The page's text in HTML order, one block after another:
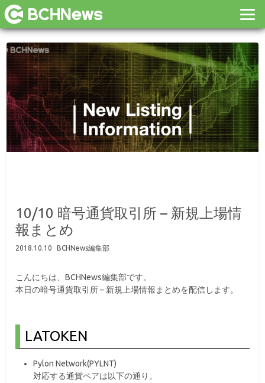
10/10 暗号通貨取引所 – 新規上場情
報まとめ
2018.10.10 BCHNews編集部
こんにちは、BCHNews編集部です。
本日の暗号通貨取引所 – 新規上場情報まとめを配信します。
LATOKEN
Pylon Network(PYLNT)
対応する通貨ペアは以下の通り。